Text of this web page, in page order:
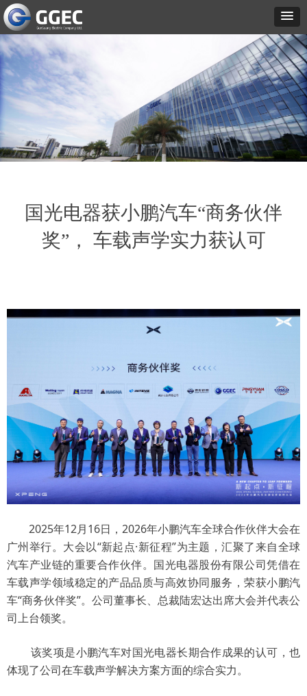
国光电器获小鹏汽车“商务伙伴
奖”， 车载声学实力获认可
2025年12月16日，2026年小鹏汽车全球合作伙伴大会在
广州举行。大会以“新起点·新征程”为主题，汇聚了来自全球
汽车产业链的重要合作伙伴。国光电器股份有限公司凭借在
车载声学领域稳定的产品品质与高效协同服务，荣获小鹏汽
车“商务伙伴奖”。公司董事长、总裁陆宏达出席大会并代表公
司上台领奖。
该奖项是小鹏汽车对国光电器长期合作成果的认可，也
体现了公司在车载声学解决方案方面的综合实力。